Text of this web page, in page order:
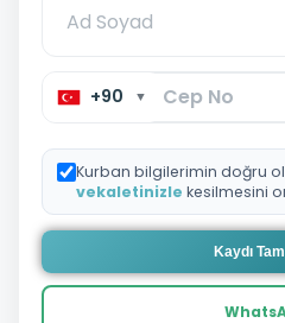
+90 ▼
Kurban bilgilerimin doğru
vekaletinizle kesilmesini
Kaydı